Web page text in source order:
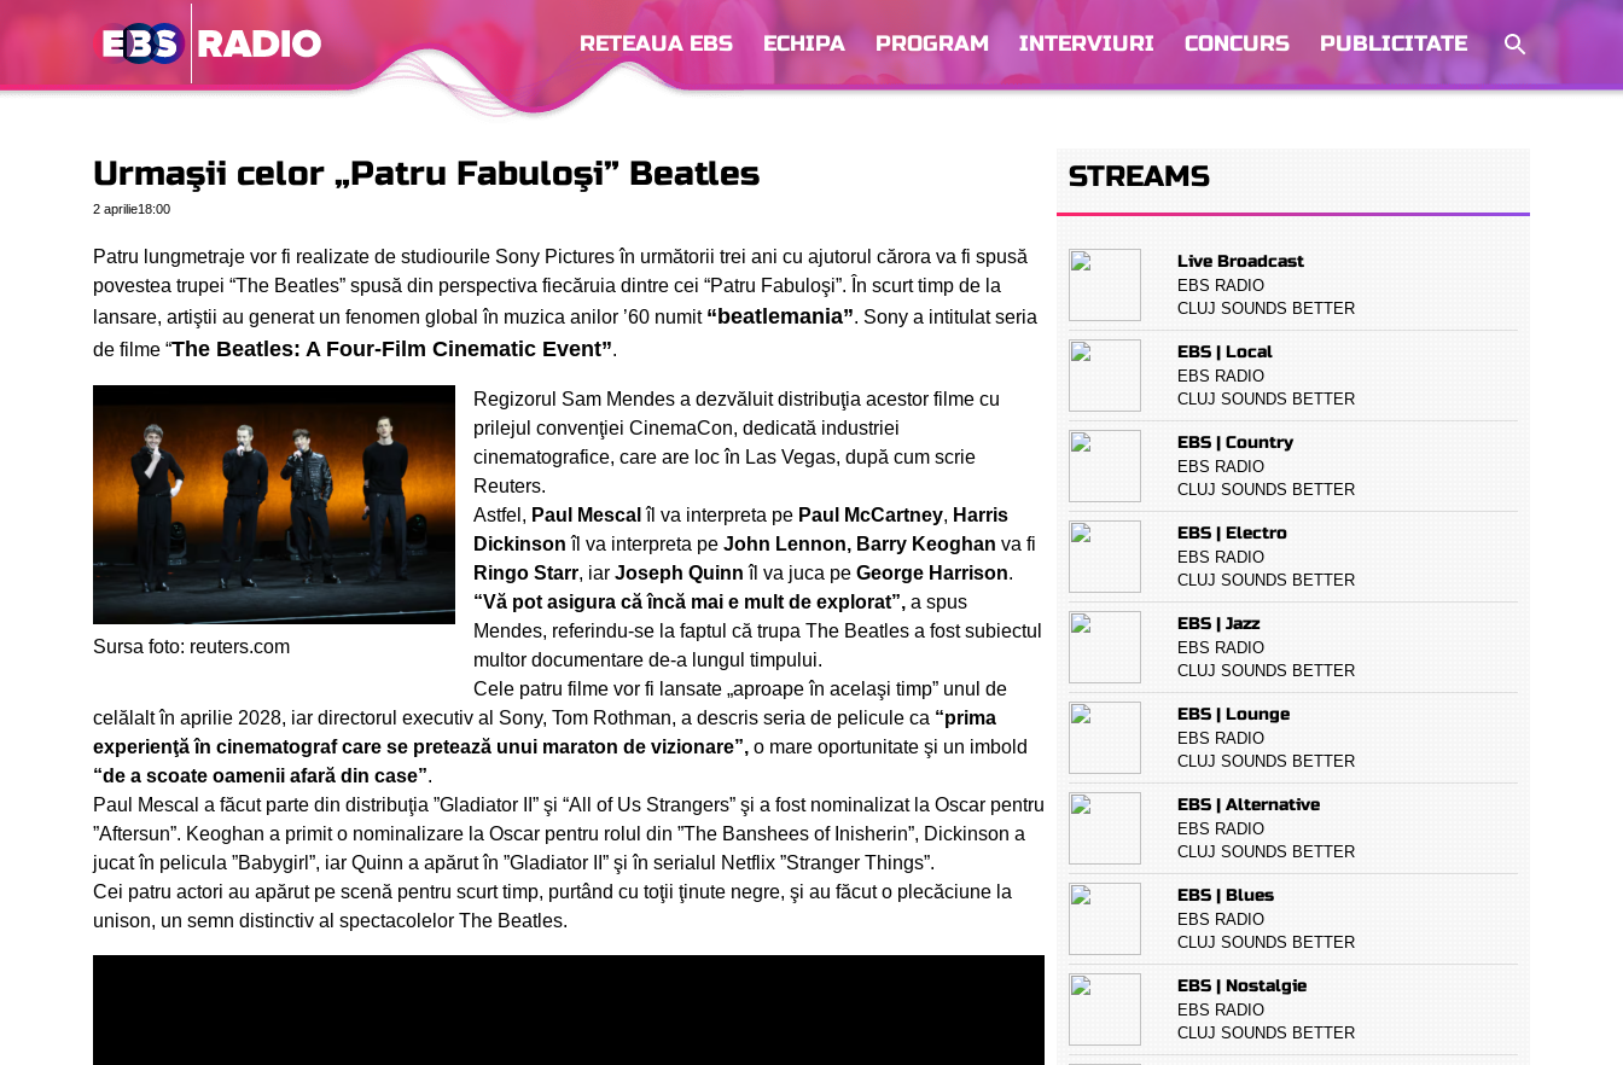
RETEAUA EBS ECHIPA PROGRAM INTERVIURI CONCURS PUBLICITATE
Urmaşii celor „Patru Fabuloşi” Beatles
2 aprilie18:00
Patru lungmetraje vor fi realizate de studiourile Sony Pictures în următorii trei ani cu ajutorul cărora va fi spusă
povestea trupei “The Beatles” spusă din perspectiva fiecăruia dintre cei “Patru Fabuloşi”. În scurt timp de la
lansare, artiştii au generat un fenomen global în muzica anilor ’60 numit “beatlemania”. Sony a intitulat seria
de filme “The Beatles: A Four-Film Cinematic Event”.
Sursa foto: reuters.com
Regizorul Sam Mendes a dezvăluit distribuţia acestor filme cu
prilejul convenţiei CinemaCon, dedicată industriei
cinematografice, care are loc în Las Vegas, după cum scrie
Reuters.
Astfel, Paul Mescalîl va interpreta pe Paul McCartney, Harris
Dickinson îl va interpreta pe John Lennon, Barry Keoghan va fi
Ringo Starr, iar Joseph Quinn îl va juca pe George Harrison.
“Vă pot asigura că încă mai e mult de explorat”, a spus
Mendes, referindu-se la faptul că trupa The Beatles a fost subiectul
multor documentare de-a lungul timpului.
Cele patru filme vor fi lansate „aproape în acelaşi timp” unul de
celălalt în aprilie 2028, iar directorul executiv al Sony, Tom Rothman, a descris seria de pelicule ca “prima
experienţă în cinematograf care se pretează unui maraton de vizionare”, o mare oportunitate şi un imbold
“de a scoate oamenii afară din case”.
Paul Mescal a făcut parte din distribuţia ”Gladiator II” şi “All of Us Strangers” şi a fost nominalizat la Oscar pentru
”Aftersun”. Keoghan a primit o nominalizare la Oscar pentru rolul din ”The Banshees of Inisherin”, Dickinson a
jucat în pelicula ”Babygirl”, iar Quinn a apărut în ”Gladiator II” şi în serialul Netflix ”Stranger Things”.
Cei patru actori au apărut pe scenă pentru scurt timp, purtând cu toţii ţinute negre, şi au făcut o plecăciune la
unison, un semn distinctiv al spectacolelor The Beatles.
STREAMS
Live Broadcast
EBS RADIO
CLUJ SOUNDS BETTER
EBS | Local
EBS RADIO
CLUJ SOUNDS BETTER
EBS | Country
EBS RADIO
CLUJ SOUNDS BETTER
EBS | Electro
EBS RADIO
CLUJ SOUNDS BETTER
EBS | Jazz
EBS RADIO
CLUJ SOUNDS BETTER
EBS | Lounge
EBS RADIO
CLUJ SOUNDS BETTER
EBS | Alternative
EBS RADIO
CLUJ SOUNDS BETTER
EBS | Blues
EBS RADIO
CLUJ SOUNDS BETTER
EBS | Nostalgie
EBS RADIO
CLUJ SOUNDS BETTER